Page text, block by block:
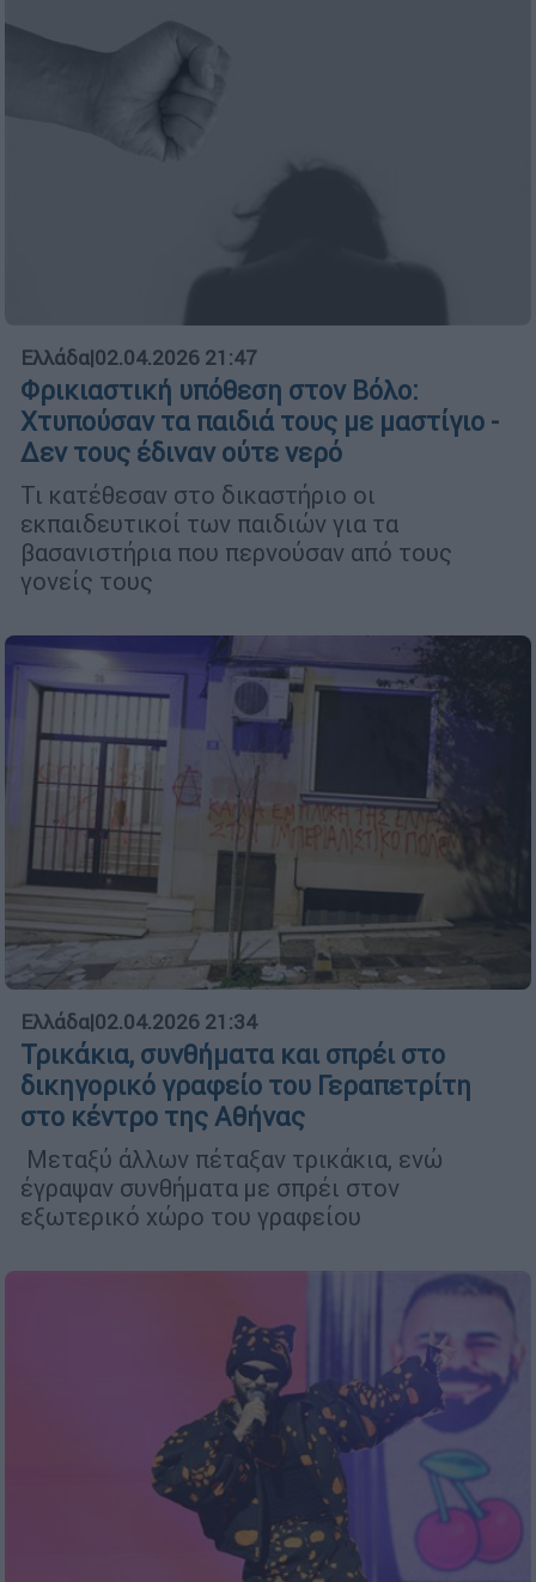
Ελλάδα|02.04.2026 21:47
Φρικιαστική υπόθεση στον Βόλο:
Χτυπούσαν τα παιδιά τους με μαστίγιο -
Δεν τους έδιναν ούτε νερό
Τι κατέθεσαν στο δικαστήριο οι
εκπαιδευτικοί των παιδιών για τα
βασανιστήρια που περνούσαν από τους
γονείς τους
Ελλάδα|02.04.2026 21:34
Τρικάκια, συνθήματα και σπρέι στο
δικηγορικό γραφείο του Γεραπετρίτη
στο κέντρο της Αθήνας
Μεταξύ άλλων πέταξαν τρικάκια, ενώ
έγραψαν συνθήματα με σπρέι στον
εξωτερικό χώρο του γραφείου